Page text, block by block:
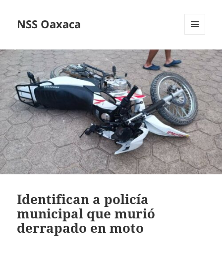
NSS Oaxaca
WIDGETS
Identifican a policía
municipal que murió
derrapado en moto